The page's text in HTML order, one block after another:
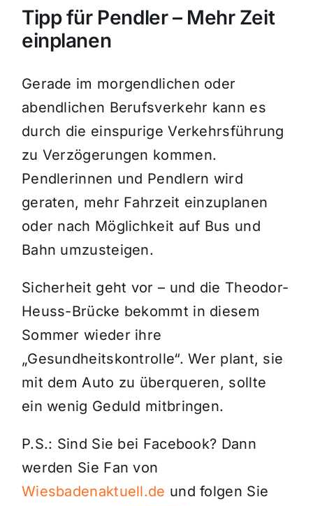
Tipp für Pendler – Mehr Zeit
einplanen
Gerade im morgendlichen oder
abendlichen Berufsverkehr kann es
durch die einspurige Verkehrsführung
zu Verzögerungen kommen.
Pendlerinnen und Pendlern wird
geraten, mehr Fahrzeit einzuplanen
oder nach Möglichkeit auf Bus und
Bahn umzusteigen.
Sicherheit geht vor – und die Theodor-
Heuss-Brücke bekommt in diesem
Sommer wieder ihre
„Gesundheitskontrolle“. Wer plant, sie
mit dem Auto zu überqueren, sollte
ein wenig Geduld mitbringen.
P.S.: Sind Sie bei Facebook? Dann
werden Sie Fan von
Wiesbadenaktuell.de und folgen Sie